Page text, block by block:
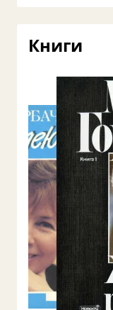
Книги